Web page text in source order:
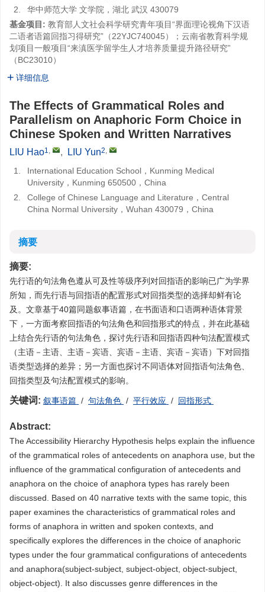
2.
华中师范大学 文学院，湖北 武汉 430079
基金项目: 教育部人文社会科学研究青年项目“界面理论视角下汉语
二语者语篇回指习得研究”（22YJC740045）；云南省教育科学规
划项目一般项目“来滇医学留学生人才培养质量提升路径研究”
（BC23010）
详细信息
The Effects of Grammatical Roles and
Parallelism on Anaphoric Form Choice in
Chinese Spoken and Written Narratives
LIU Hao1, , LIU Yun2,
1.
International Education School，Kunming Medical
University，Kunming 650500，China
2.
College of Chinese Language and Literature，Central
China Normal University，Wuhan 430079，China
摘要
摘要:
先行语的句法角色遵从可及性等级序列对回指语的影响已广为学界
所知，而先行语与回指语的配置形式对回指类型的选择却鲜有论
及。文章基于40篇同题叙事语篇，在书面语和口语两种语体背景
下，一方面考察回指语的句法角色和回指形式的特点，并在此基础
上结合先行语的句法角色，探讨先行语和回指语四种句法配置模式
（主语－主语、主语－宾语、宾语－主语、宾语－宾语）下对回指
语类型选择的差异；另一方面也探讨不同语体对回指语句法角色、
回指类型及句法配置模式的影响。
关键词: 叙事语篇 / 句法角色 / 平行效应 / 回指形式
Abstract:
The Accessibility Hierarchy Hypothesis helps explain the influence
of the grammatical roles of antecedents on anaphora use, but the
influence of the grammatical configuration of antecedents and
anaphora on the choice of anaphora types has rarely been
discussed. Based on 40 narrative texts with the same topic, this
paper examines the characteristics of grammatical roles and
forms of anaphora in written and spoken contexts, and
specifically explores the differences in the choice of anaphoric
types under the four grammatical configurations of antecedents
and anaphora(subject-subject, subject-object, object-subject,
object-object). It also discusses genre differences in the